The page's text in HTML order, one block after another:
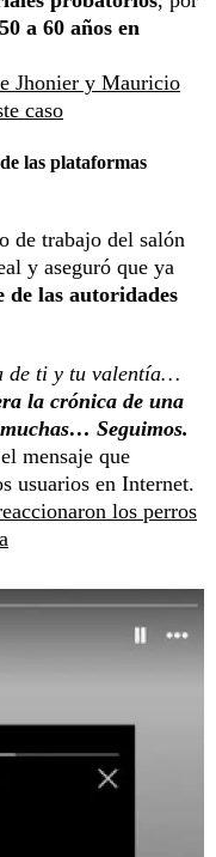
50 a 60 años en
Jhonier y Mauricio
caso
las plataformas
de trabajo del salón
y aseguró que ya
las autoridades
de ti y tu valentía…
la crónica de una
Seguimos.
mensaje que
usuarios en Internet.
los perros